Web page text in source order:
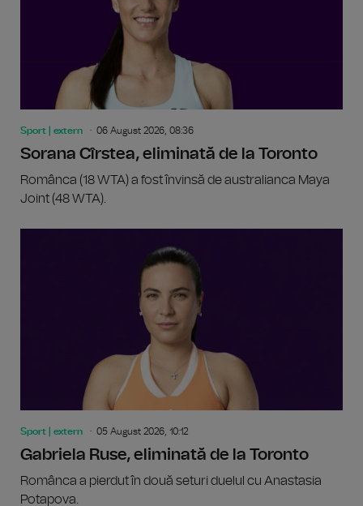
Sport | extern 06 August 2026, 08:36
Sorana Cîrstea, eliminată de la Toronto
Românca (18 WTA) a fost învinsă de australianca Maya
Joint (48 WTA).
Sport | extern 05 August 2026, 10:12
Gabriela Ruse, eliminată de la Toronto
Românca a pierdut în două seturi duelul cu Anastasia
Potapova.